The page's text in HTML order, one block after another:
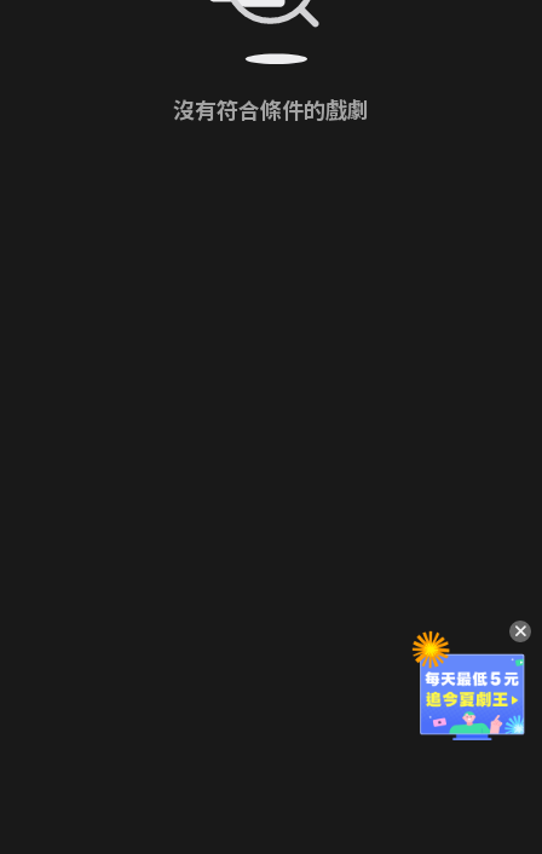
沒有符合條件的戲劇